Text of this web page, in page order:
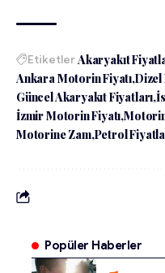
EtiketlerAkaryakıt
Ankara Motorin Fiyatı Dizel
Güncel Akaryakıt Fiyatları
İzmir Motorin Fiyatı
Motorine Zam Petrol
Popüler Haberler